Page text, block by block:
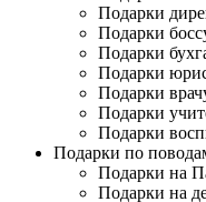
Подарки
Подарки
Подарки
Подарки
Подарки
Подарки
Подарки
Подарки по
Подарки на
Подарки на